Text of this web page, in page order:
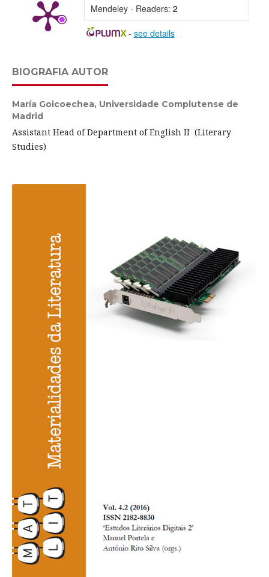
Mendeley - Readers: 2
- see details
BIOGRAFIA AUTOR
María Goicoechea, Universidade Complutense de
Madrid
Assistant Head of Department of English II (Literary
Studies)